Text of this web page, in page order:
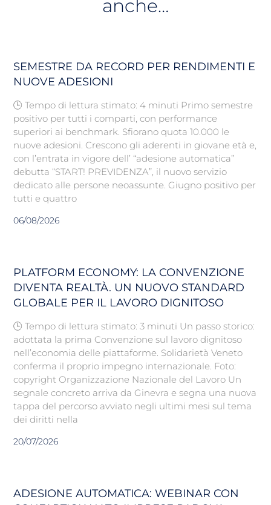
anche…
SEMESTRE DA RECORD PER RENDIMENTI E
NUOVE ADESIONI
🕒 Tempo di lettura stimato: 4 minuti Primo semestre
positivo per tutti i comparti, con performance
superiori ai benchmark. Sfiorano quota 10.000 le
nuove adesioni. Crescono gli aderenti in giovane età e,
con l’entrata in vigore dell’ “adesione automatica”
debutta “START! PREVIDENZA”, il nuovo servizio
dedicato alle persone neoassunte. Giugno positivo per
tutti e quattro
06/08/2026
PLATFORM ECONOMY: LA CONVENZIONE
DIVENTA REALTÀ. UN NUOVO STANDARD
GLOBALE PER IL LAVORO DIGNITOSO
🕒 Tempo di lettura stimato: 3 minuti Un passo storico:
adottata la prima Convenzione sul lavoro dignitoso
nell’economia delle piattaforme. Solidarietà Veneto
conferma il proprio impegno internazionale. Foto:
copyright Organizzazione Nazionale del Lavoro Un
segnale concreto arriva da Ginevra e segna una nuova
tappa del percorso avviato negli ultimi mesi sul tema
dei diritti nella
20/07/2026
ADESIONE AUTOMATICA: WEBINAR CON